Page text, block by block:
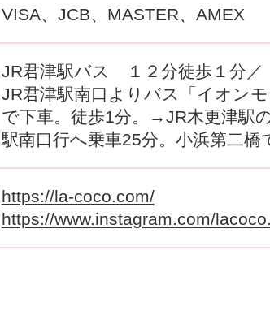
VISA、JCB、MASTER、AMEX
JR君津駅バス １２分徒歩１分／
JR君津駅南口よりバス「イオン
で下車。徒歩1分。→JR木更津駅
駅南口行へ乗車25分。小浜第二橋
https://la-coco.com/
https://www.instagram.com/